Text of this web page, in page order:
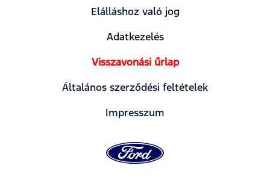
Elálláshoz való jog
Adatkezelés
Visszavonási űrlap
Általános szerződési feltételek
Impresszum